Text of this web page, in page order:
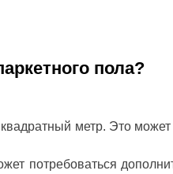
пола?
метр. Это
потребоваться